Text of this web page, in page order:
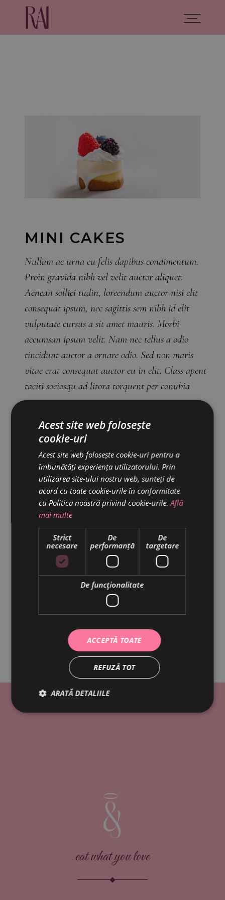
MINI CAKES
Nullam ac urna eu felis dapibus condimentum.
Proin gravida nibh vel velit auctor aliquet.
Aenean sollici tudin, loreendum auctor nisi elit
consequat ipsum, nec sagittis sem nibh id elit
vulputate cursus a sit amet mauris. Morbi
accumsan ipsum velit. Nam nec tellus a odio
tincidunt auctor a ornare odio. Sed non maris
vitae erat consequat auctor eu in elit. Class apent
taciti sociosqu ad litora torquent per conubia
nostra per.
Category: Cookies
Date:
30 October 2018
Tags: Cake Cream Tasty
eat what you love
Acest site web folosește
cookie-uri
Acest site web folosește cookie-uri pentru a
îmbunătăți experiența utilizatorului. Prin
utilizarea site-ului nostru web, sunteți de
acord cu toate cookie-urile în conformitate
cu Politica noastră privind cookie-urile. Află
mai multe
Strict
necesare
De
performanță
De
targetare
De funcţionalitate
ACCEPTĂ TOATE
REFUZĂ TOT
ARATĂ DETALIILE